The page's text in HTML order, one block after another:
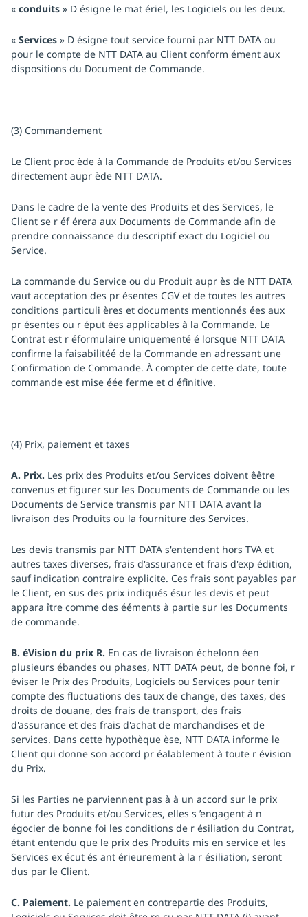
« conduits » D ésigne le mat ériel, les Logiciels ou les deux.
« Services » D ésigne tout service fourni par NTT DATA ou
pour le compte de NTT DATA au Client conform ément aux
dispositions du Document de Commande.
(3) Commandement
Le Client proc ède à la Commande de Produits et/ou Services
directement aupr ède NTT DATA.
Dans le cadre de la vente des Produits et des Services, le
Client se r éf érera aux Documents de Commande afin de
prendre connaissance du descriptif exact du Logiciel ou
Service.
La commande du Service ou du Produit aupr ès de NTT DATA
vaut acceptation des pr ésentes CGV et de toutes les autres
conditions particuli ères et documents mentionnés ées aux
pr ésentes ou r éput ées applicables à la Commande. Le
Contrat est r éformulaire uniquementé é lorsque NTT DATA
confirme la faisabilitéé de la Commande en adressant une
Confirmation de Commande. À compter de cette date, toute
commande est mise éée ferme et d éfinitive.
(4) Prix, paiement et taxes
A. Prix. Les prix des Produits et/ou Services doivent êêtre
convenus et figurer sur les Documents de Commande ou les
Documents de Service transmis par NTT DATA avant la
livraison des Produits ou la fourniture des Services.
Les devis transmis par NTT DATA s'entendent hors TVA et
autres taxes diverses, frais d'assurance et frais d'exp édition,
sauf indication contraire explicite. Ces frais sont payables par
le Client, en sus des prix indiqués ésur les devis et peut
appara ître comme des ééments à partie sur les Documents
de commande.
B. éVision du prix R. En cas de livraison échelonn éen
plusieurs ébandes ou phases, NTT DATA peut, de bonne foi, r
éviser le Prix des Produits, Logiciels ou Services pour tenir
compte des fluctuations des taux de change, des taxes, des
droits de douane, des frais de transport, des frais
d'assurance et des frais d'achat de marchandises et de
services. Dans cette hypothèque èse, NTT DATA informe le
Client qui donne son accord pr éalablement à toute r évision
du Prix.
Si les Parties ne parviennent pas à à un accord sur le prix
futur des Produits et/ou Services, elles s ’engagent à n
égocier de bonne foi les conditions de r ésiliation du Contrat,
étant entendu que le prix des Produits mis en service et les
Services ex écut és ant érieurement à la r ésiliation, seront
dus par le Client.
C. Paiement. Le paiement en contrepartie des Produits,